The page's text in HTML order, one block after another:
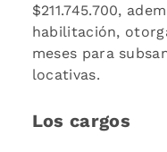
$211.745.700,
habilitación,
meses para
locativas.
Los cargos